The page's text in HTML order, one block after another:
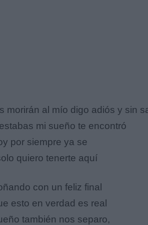
morirán al mío digo adiós y sin
mi sueño te encontró
por siempre ya se
quiero tenerte aquí
con un feliz final
esto en verdad es real
también nos separo,